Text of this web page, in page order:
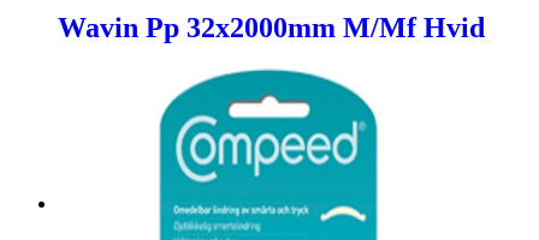
Wavin Pp 32x2000mm M/Mf Hvid